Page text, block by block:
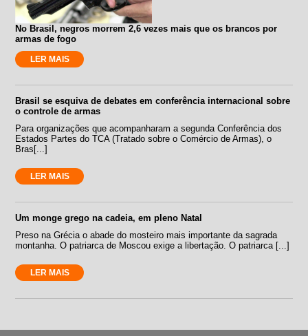
No Brasil, negros morrem 2,6 vezes mais que os brancos por
armas de fogo
LER MAIS
Brasil se esquiva de debates em conferência internacional sobre
o controle de armas
Para organizações que acompanharam a segunda Conferência dos
Estados Partes do TCA (Tratado sobre o Comércio de Armas), o
Bras[...]
LER MAIS
Um monge grego na cadeia, em pleno Natal
Preso na Grécia o abade do mosteiro mais importante da sagrada
montanha. O patriarca de Moscou exige a libertação. O patriarca [...]
LER MAIS